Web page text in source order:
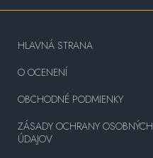
HLAVNÁ STRANA
O OCENENÍ
OBCHODNÉ PODMIENKY
ZÁSADY OCHRANY OSOBNÝCH
ÚDAJOV